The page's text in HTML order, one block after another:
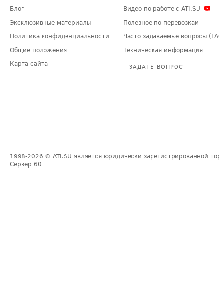
Блог
Эксклюзивные материалы
Политика конфиденциальности
Общие положения
Карта сайта
Видео по работе с ATI.SU
Полезное по перевозкам
Часто задаваемые вопросы
Техническая информация
ЗАДАТЬ ВОПРОС
1998-2026 © ATI.SU является юридически зарегистрированной
Сервер 60